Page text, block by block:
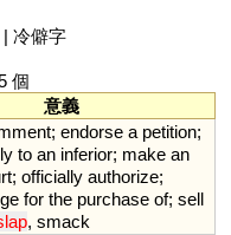
冷僻字
個
意義
; endorse a petition;
to an inferior; make an
; officially authorize;
for the purchase of; sell
, smack